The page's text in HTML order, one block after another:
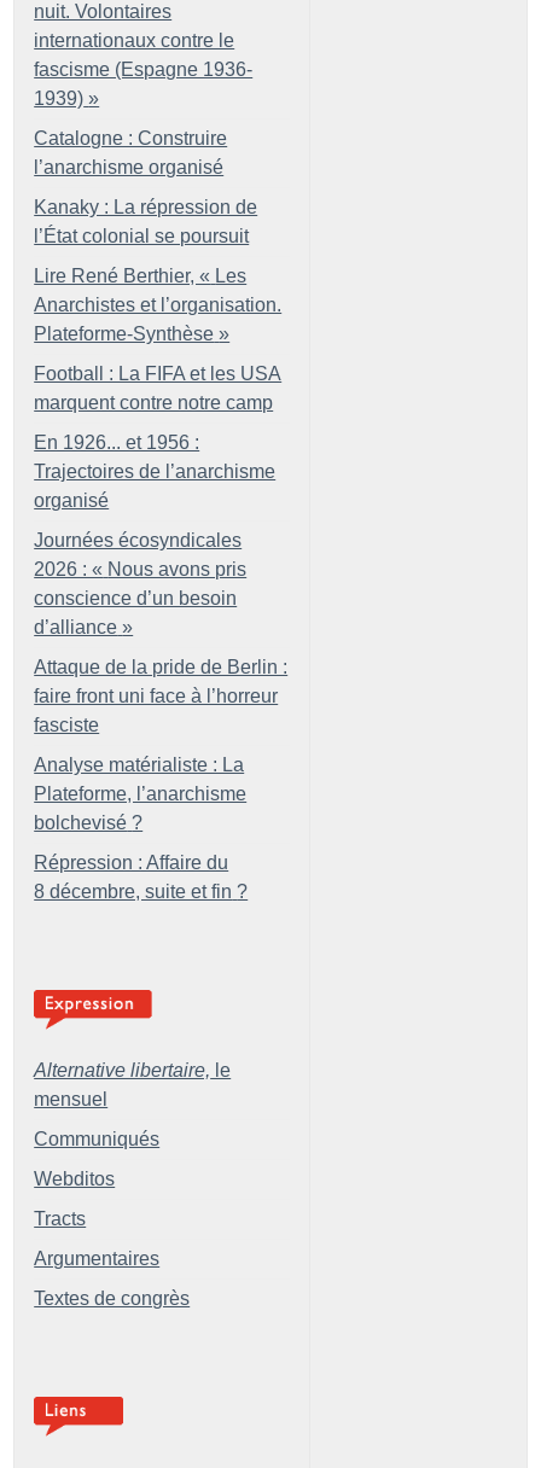
nuit. Volontaires
internationaux contre le
fascisme (Espagne 1936-
1939) »
Catalogne : Construire
l’anarchisme organisé
Kanaky : La répression de
l’État colonial se poursuit
Lire René Berthier, « Les
Anarchistes et l’organisation.
Plateforme-Synthèse »
Football : La FIFA et les USA
marquent contre notre camp
En 1926... et 1956 :
Trajectoires de l’anarchisme
organisé
Journées écosyndicales
2026 : « Nous avons pris
conscience d’un besoin
d’alliance »
Attaque de la pride de Berlin :
faire front uni face à l’horreur
fasciste
Analyse matérialiste : La
Plateforme, l’anarchisme
bolchevisé ?
Répression : Affaire du
8 décembre, suite et fin ?
Alternative libertaire, le
mensuel
Communiqués
Webditos
Tracts
Argumentaires
Textes de congrès